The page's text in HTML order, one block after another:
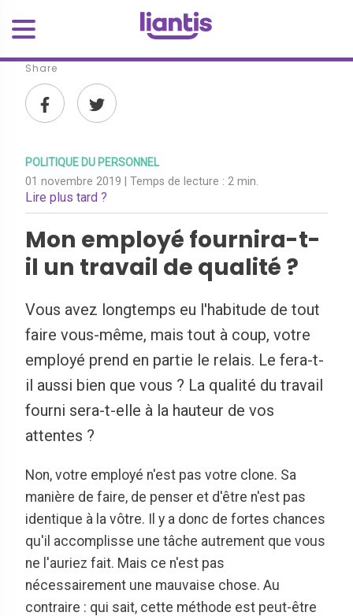
Share
POLITIQUE DU PERSONNEL
01 novembre 2019 | Temps de lecture : 2 min.
Lire plus tard ?
Mon employé fournira-t-
il un travail de qualité ?
Vous avez longtemps eu l'habitude de tout
faire vous-même, mais tout à coup, votre
employé prend en partie le relais. Le fera-t-
il aussi bien que vous ? La qualité du travail
fourni sera-t-elle à la hauteur de vos
attentes ?
Non, votre employé n'est pas votre clone. Sa
manière de faire, de penser et d'être n'est pas
identique à la vôtre. Il y a donc de fortes chances
qu'il accomplisse une tâche autrement que vous
ne l'auriez fait. Mais ce n'est pas
nécessairement une mauvaise chose. Au
contraire : qui sait, cette méthode est peut-être